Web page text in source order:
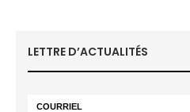
LETTRE D’ACTUALITÉS
COURRIEL